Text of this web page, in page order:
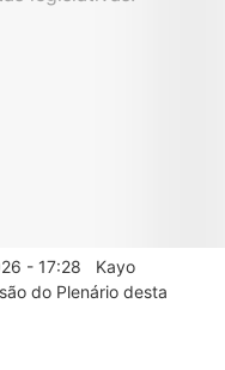
- 17:28 Kayo
do Plenário desta